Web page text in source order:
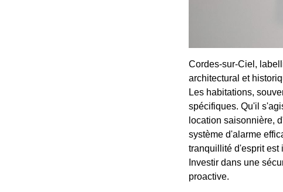
Cordes-sur-Ciel,
architectural et
Les habitations,
spécifiques. Qu'il
location saisonnière,
système d'alarme
tranquillité d'esprit est
Investir dans une
proactive.